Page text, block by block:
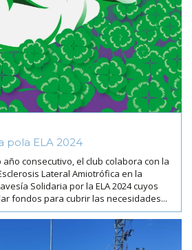
pola ELA 2024
consecutivo, el club colabora con la
Lateral Amiotrófica en la
Solidaria por la ELA 2024 cuyos
fondos para cubrir las necesidades...